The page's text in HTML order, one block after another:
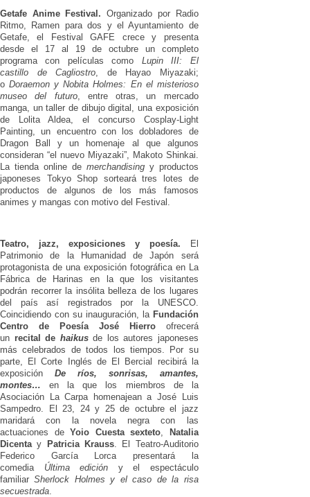
Getafe Anime Festival.Organizado por Radio
Ritmo, Ramen para dos y el Ayuntamiento de
Getafe, el Festival GAFE crece y presenta
desde el 17 al 19 de octubre un completo
programa con películas como Lupin III: El
castillo de Cagliostro , de Hayao Miyazaki;
oDoraemon y Nobita Holmes: En el misterioso
museo del futuro, entre otras, un mercado
manga, un taller de dibujo digital, una exposición
de Lolita Aldea, el concurso Cosplay-Light
Painting, un encuentro con los dobladores de
Dragon Ball y un homenaje al que algunos
consideran “el nuevo Miyazaki”, Makoto Shinkai.
La tienda online de merchandisingy productos
japoneses Tokyo Shop sorteará tres lotes de
productos de algunos de los más famosos
animes y mangas con motivo del Festival.
Teatro, jazz, exposiciones y poesía. El
Patrimonio de la Humanidad de Japón será
protagonista de una exposición fotográfica en La
Fábrica de Harinas en la que los visitantes
podrán recorrer la insólita belleza de los lugares
del país así registrados por la UNESCO.
Coincidiendo con su inauguración, la Fundación
Centro de Poesía José Hierroofrecerá
un recital de haikus de los autores japoneses
más celebrados de todos los tiempos. Por su
parte, El Corte Inglés de El Bercial recibirá la
exposición De ríos, sonrisas, amantes,
montes…
en la que los miembros de la
Asociación La Carpa homenajean a José Luis
Sampedro. El 23, 24 y 25 de octubre el jazz
maridará con la novela negra con las
actuaciones deYoio Cuesta sexteto
Natalia
Dicenta y Patricia Krauss . El Teatro-Auditorio
Federico García Lorca presentará la
comedia Última edición y el espectáculo
familiarSherlock Holmes y el caso de la risa
secuestrada